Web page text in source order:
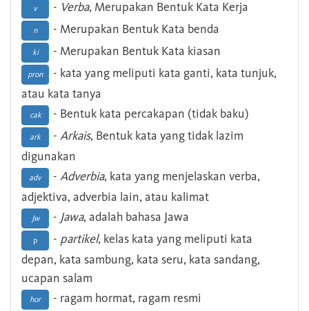
v - Verba, Merupakan Bentuk Kata Kerja
n - Merupakan Bentuk Kata benda
ki - Merupakan Bentuk Kata kiasan
pron
- kata yang meliputi kata ganti, kata tunjuk,
atau kata tanya
cak - Bentuk kata percakapan (tidak baku)
ark - Arkais, Bentuk kata yang tidak lazim
digunakan
adv - Adverbia, kata yang menjelaskan verba,
adjektiva, adverbia lain, atau kalimat
Jw - Jawa, adalah bahasa Jawa
p - partikel, kelas kata yang meliputi kata
depan, kata sambung, kata seru, kata sandang,
ucapan salam
hor - ragam hormat, ragam resmi